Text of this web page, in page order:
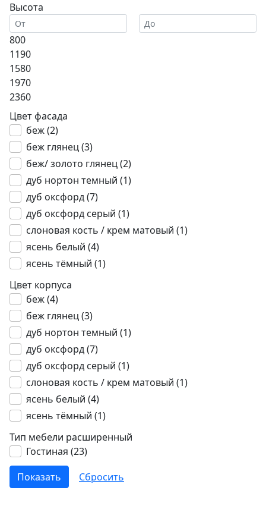
Высота
800
1190
1580
1970
2360
Цвет фасада
беж (2)
беж глянец (3)
беж/ золото глянец (2)
дуб нортон темный (1)
дуб оксфорд (7)
дуб оксфорд серый (1)
слоновая кость / крем матовый (1)
ясень белый (4)
ясень тёмный (1)
Цвет корпуса
беж (4)
беж глянец (3)
дуб нортон темный (1)
дуб оксфорд (7)
дуб оксфорд серый (1)
слоновая кость / крем матовый (1)
ясень белый (4)
ясень тёмный (1)
Тип мебели расширенный
Гостиная (23)